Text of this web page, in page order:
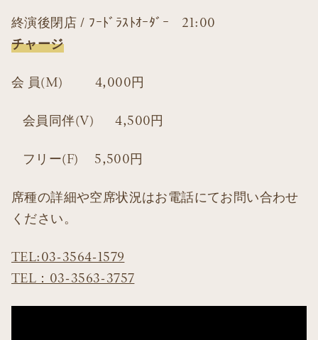
終演後閉店 / ﾌｰﾄﾞﾗｽﾄｵｰﾀﾞｰ 21:00
チャージ
会 員(M) 4,000円
会員同伴(V) 4,500円
フリー(F) 5,500円
席種の詳細や空席状況はお電話にてお問い合わせ
ください。
TEL:03-3564-1579
TEL：03-3563-3757